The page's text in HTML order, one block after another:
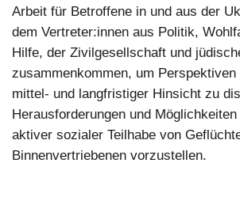
Arbeit für Betroffene in und aus der
dem Vertreter:innen aus Politik,
Hilfe, der Zivilgesellschaft und
zusammenkommen, um
mittel- und langfristiger Hinsicht zu
Herausforderungen und
aktiver sozialer Teilhabe von
Binnenvertriebenen vorzustellen.